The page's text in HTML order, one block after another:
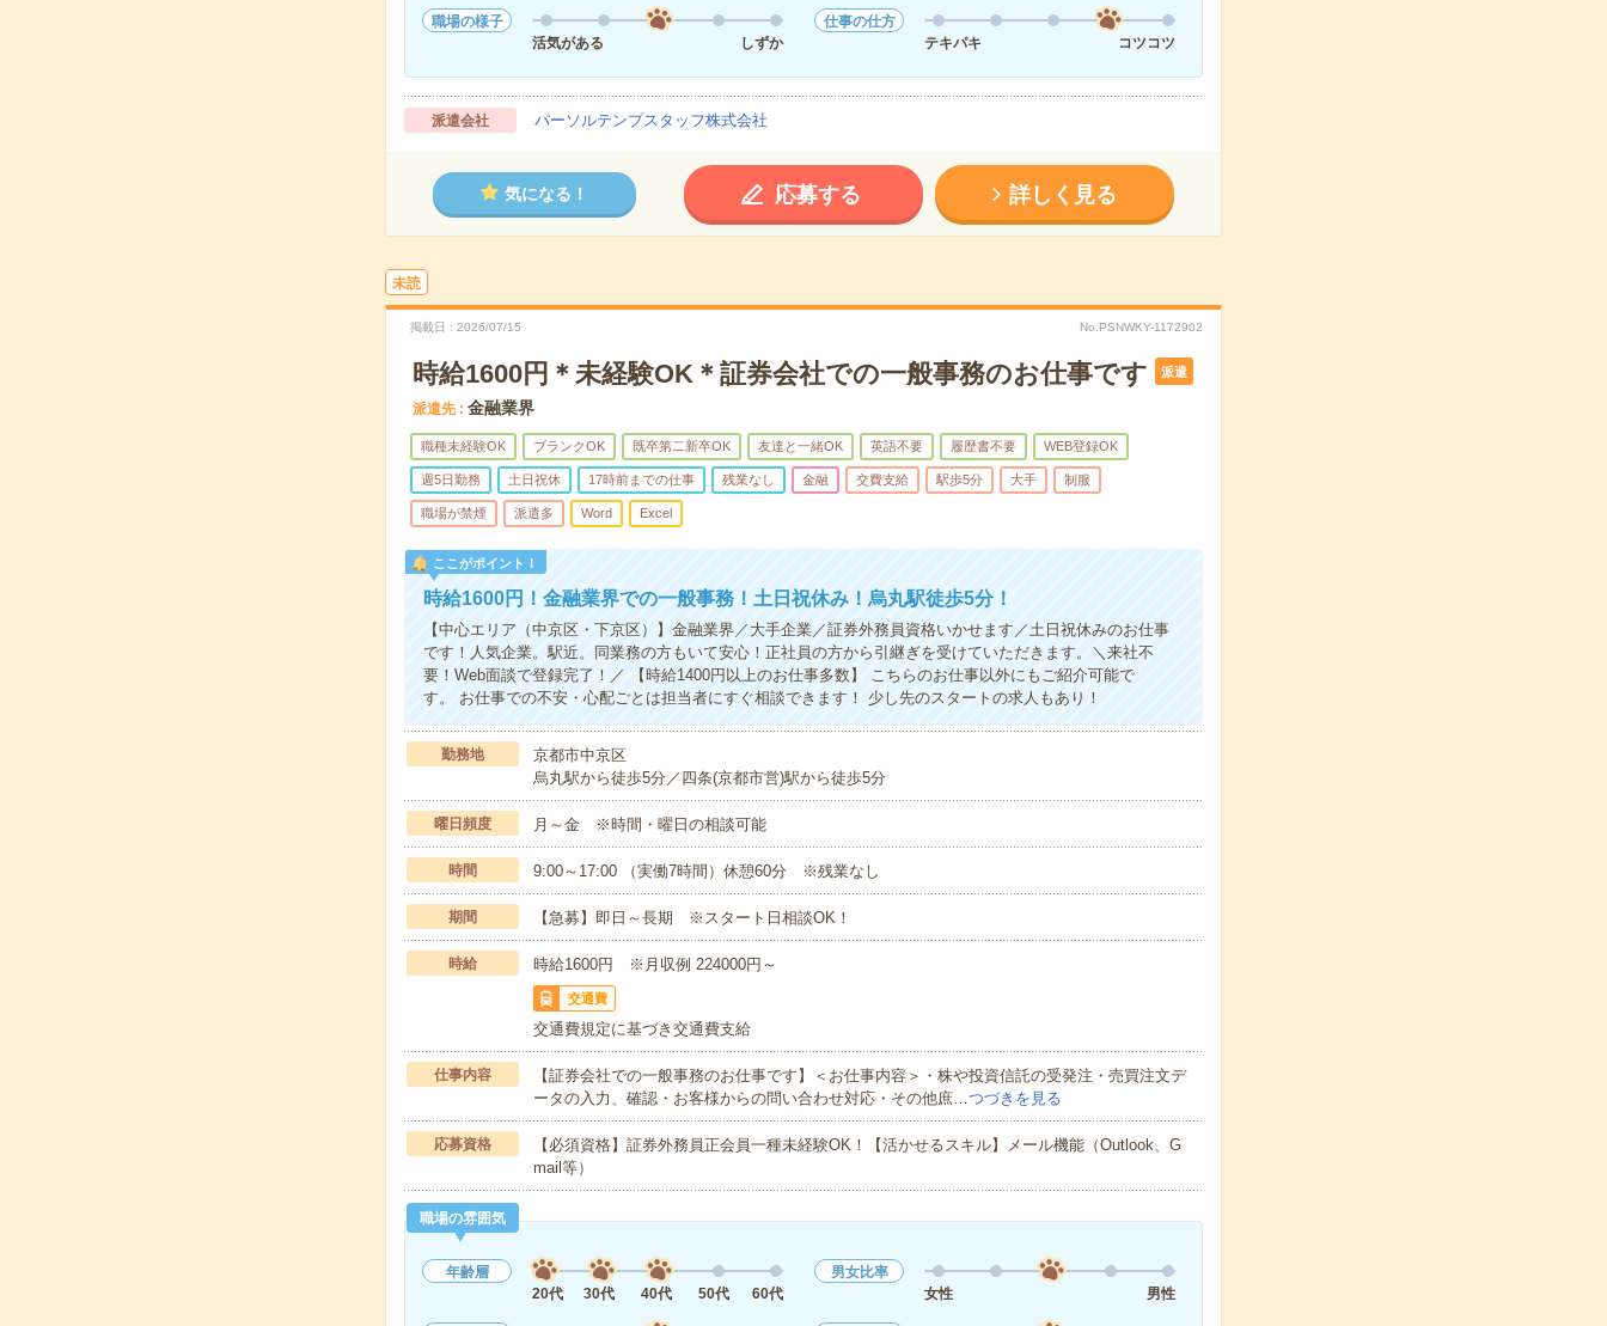
職場の様子
活気がある
しずか
仕事の仕方
テキパキ
コツコツ
派遣会社 パーソルテンプスタッフ株式会社
気になる！ 応募する 詳しく見る
未読
掲載日 2026/07/15 No.PSNWKY-1172902
時給1600円＊未経験OK＊証券会社での一般事務のお仕事です 派遣
派遣先 金融業界
職種未経験OK ブランクOK 既卒第二新卒OK 友達と一緒OK 英語不要 履歴書不要 WEB登録OK
週5日勤務 土日祝休 17時前までの仕事 残業なし 金融 交費支給 駅歩5分 大手 制服
職場が禁煙 派遣多 Word Excel
ここがポイント！
時給1600円！金融業界での一般事務！土日祝休み！烏丸駅徒歩5分！
【中心エリア（中京区・下京区）】金融業界／大手企業／証券外務員資格いかせます／土日祝休みのお仕事
です！人気企業。駅近。同業務の方もいて安心！正社員の方から引継ぎを受けていただきます。＼来社不
要！Web面談で登録完了！／ 【時給1400円以上のお仕事多数】 こちらのお仕事以外にもご紹介可能で
す。 お仕事での不安・心配ごとは担当者にすぐ相談できます！ 少し先のスタートの求人もあり！
勤務地
京都市中京区
烏丸駅から徒歩5分／四条(京都市営)駅から徒歩5分
曜日頻度 月～金 ※時間・曜日の相談可能
時間 9:00～17:00 （実働7時間）休憩60分 ※残業なし
期間 【急募】即日～長期 ※スタート日相談OK！
時給 時給1600円 ※月収例 224000円～
交通費
交通費規定に基づき交通費支給
仕事内容
【証券会社での一般事務のお仕事です】＜お仕事内容＞・株や投資信託の受発注・売買注文デ
ータの入力、確認・お客様からの問い合わせ対応・その他庶…つづきを見る
応募資格
【必須資格】証券外務員正会員一種未経験OK！【活かせるスキル】メール機能（Outlook、G
mail等）
職場の雰囲気
年齢層
20代
30代 40代 50代 60代
男女比率
女性
男性